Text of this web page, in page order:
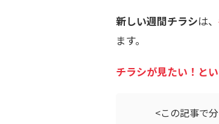
新しい週間チラシは、
ます。
チラシが見たい！と
<この記事で